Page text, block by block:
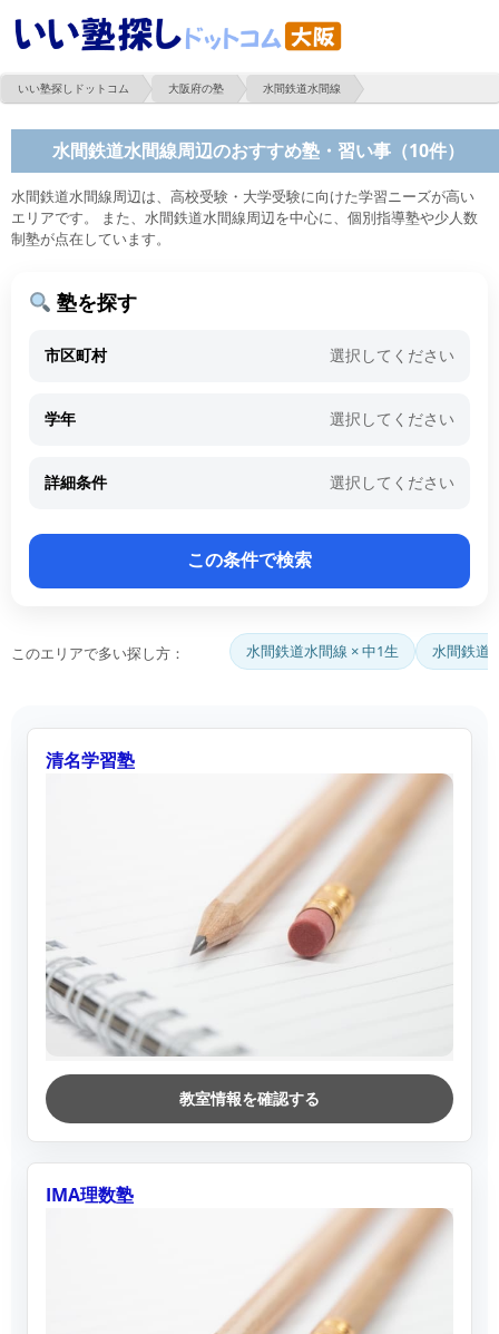
いい塾探しドットコム 大阪府の塾 水間鉄道水間線
水間鉄道水間線周辺のおすすめ塾・習い事（10件）
水間鉄道水間線周辺は、高校受験・大学受験に向けた学習ニーズが高い
エリアです。 また、水間鉄道水間線周辺を中心に、個別指導塾や少人数
制塾が点在しています。
塾を探す
市区町村 選択してください
学年 選択してください
詳細条件 選択してください
このエリアで多い探し方： 水間鉄道水間線 × 中1生 水間鉄道
清名学習塾
教室情報を確認する
IMA理数塾